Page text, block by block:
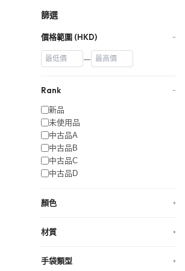
篩選
價格範圍 (HKD) −
—
Rank −
新品
未使用品
中古品A
中古品B
中古品C
中古品D
顏色 +
材質 +
手袋類型 +